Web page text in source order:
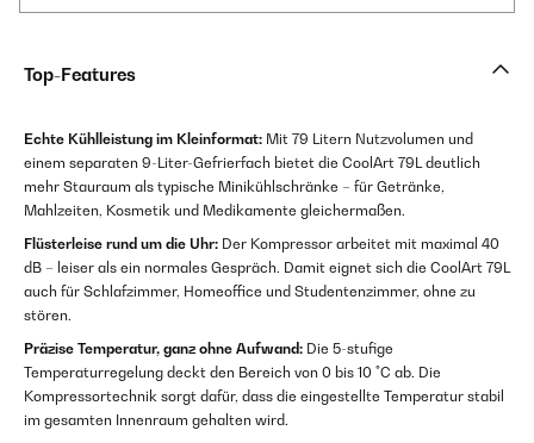
Top-Features
Echte Kühlleistung im Kleinformat: Mit 79 Litern Nutzvolumen und
einem separaten 9-Liter-Gefrierfach bietet die CoolArt 79L deutlich
mehr Stauraum als typische Minikühlschränke – für Getränke,
Mahlzeiten, Kosmetik und Medikamente gleichermaßen.
Flüsterleise rund um die Uhr: Der Kompressor arbeitet mit maximal 40
dB – leiser als ein normales Gespräch. Damit eignet sich die CoolArt 79L
auch für Schlafzimmer, Homeoffice und Studentenzimmer, ohne zu
stören.
Präzise Temperatur, ganz ohne Aufwand: Die 5-stufige
Temperaturregelung deckt den Bereich von 0 bis 10 °C ab. Die
Kompressortechnik sorgt dafür, dass die eingestellte Temperatur stabil
im gesamten Innenraum gehalten wird.